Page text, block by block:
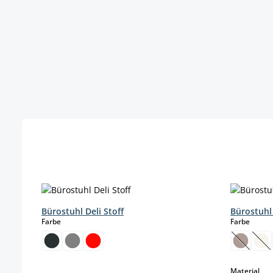
Bürostuhl Deli Stoff
Farbeauswählen Farbe
(Diese